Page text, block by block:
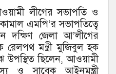
লীগের সভাপতি ও
এমপি’র সভাপতিত্বে
দক্ষিণ জেলা আ’লীগের
রেলপথ মন্ত্রী মুজিবুল হক
উপস্থিত ছিলেন, আওয়ামী
ও সাবেক আইনমন্ত্রী